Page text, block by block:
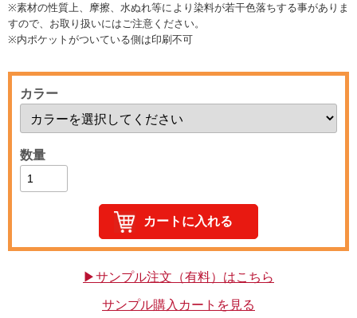
※素材の性質上、摩擦、水ぬれ等により染料が若干色落ちする事がありま
すので、お取り扱いにはご注意ください。
※内ポケットがついている側は印刷不可
カラー
数量
▶サンプル注文（有料）はこちら
サンプル購入カートを見る